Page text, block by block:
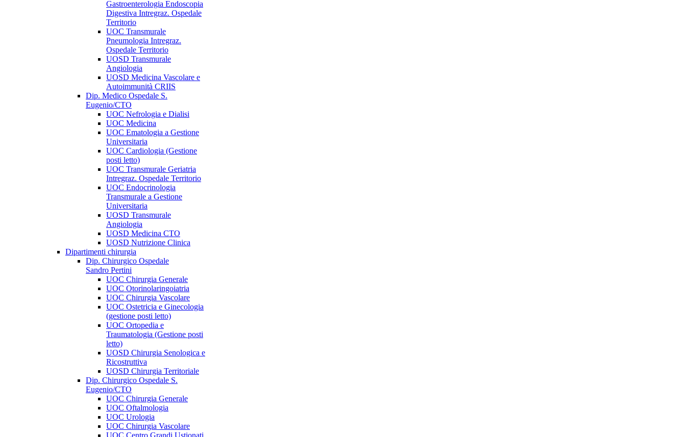
Gastroenterologia Endoscopia
Digestiva Intregraz. Ospedale
Territorio
UOC Transmurale
Pneumologia Intregraz.
Ospedale Territorio
UOSD Transmurale
Angiologia
UOSD Medicina Vascolare e
Autoimmunità CRIIS
Dip. Medico Ospedale S.
Eugenio/CTO
UOC Nefrologia e Dialisi
UOC Medicina
UOC Ematologia a Gestione
Universitaria
UOC Cardiologia (Gestione
posti letto)
UOC Transmurale Geriatria
Intregraz. Ospedale Territorio
UOC Endocrinologia
Transmurale a Gestione
Universitaria
UOSD Transmurale
Angiologia
UOSD Medicina CTO
UOSD Nutrizione Clinica
Dipartimenti chirurgia
Dip. Chirurgico Ospedale
Sandro Pertini
UOC Chirurgia Generale
UOC Otorinolaringoiatria
UOC Chirurgia Vascolare
UOC Ostetricia e Ginecologia
(gestione posti letto)
UOC Ortopedia e
Traumatologia (Gestione posti
letto)
UOSD Chirurgia Senologica e
Ricostruttiva
UOSD Chirurgia Territoriale
Dip. Chirurgico Ospedale S.
Eugenio/CTO
UOC Chirurgia Generale
UOC Oftalmologia
UOC Urologia
UOC Chirurgia Vascolare
UOC Centro Grandi Ustionati